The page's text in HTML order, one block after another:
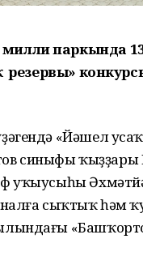
паркында 13
резервы»
«Йәшел
синыфы ҡыҙҙары
уҡыусыһы
сыҡтыҡ